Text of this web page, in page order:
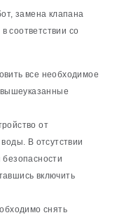
замена клапана
соответствии со
все необходимое
от
В отсутствии
включить
снять